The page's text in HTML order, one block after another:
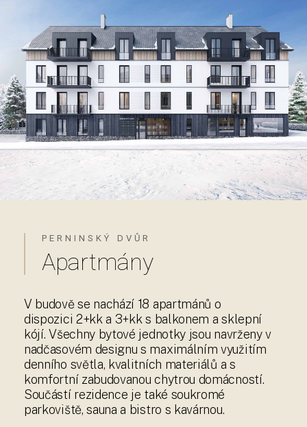
PERNINSKÝ DVŮR
Apartmány
V budově se nachází 18 apartmánů o
dispozici 2+kk a 3+kk s balkonem a sklepní
kójí. Všechny bytové jednotky jsou navrženy v
nadčasovém designu s maximálním využitím
denního světla, kvalitních materiálů a s
komfortní zabudovanou chytrou domácností.
Součástí rezidence je také soukromé
parkoviště, sauna a bistro s kavárnou.